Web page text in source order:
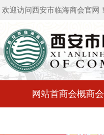
欢迎访问西安市临海商会官网
网站首商会概商